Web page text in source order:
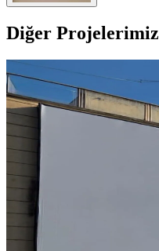
Diğer Projelerimiz